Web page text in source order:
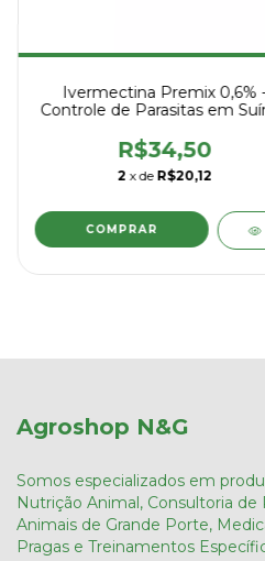
Ivermectina Premix 0,6%
Controle de Parasitas em
R$34,50
2 x de R$20,12
Agroshop N&G
Somos especializados em
Nutrição Animal, Consultoria
Animais de Grande Porte,
Pragas e Treinamentos